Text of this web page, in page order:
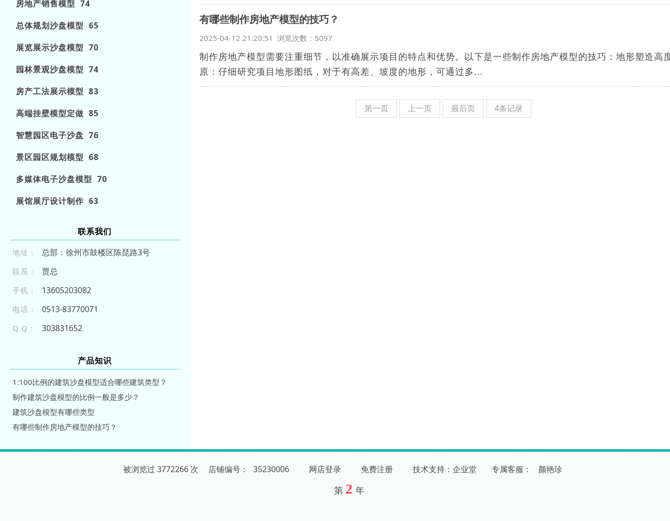
房地产销售模型 74
总体规划沙盘模型 65
展览展示沙盘模型 70
园林景观沙盘模型 74
房产工法展示模型 83
高端挂壁模型定做 85
智慧园区电子沙盘 76
景区园区规划模型 68
多媒体电子沙盘模型 70
展馆展厅设计制作 63
联系我们
地址： 总部：徐州市鼓楼区陈琵路3号
联系： 贾总
手机： 13 60 52 0 3 08 2
电话： 051 3-8 37 700 71
Q Q： 303831652
产品知识
1:100比例的建筑沙盘模型适合哪些建筑类型？
制作建筑沙盘模型的比例一般是多少？
建筑沙盘模型有哪些类型
有哪些制作房地产模型的技巧？
有哪些制作房地产模型的技巧？
2025-04-12 21:20:51 浏览次数：5097
制作房地产模型需要注重细节，以准确展示项目的特点和优势。以下是一些制作房地产模型的技巧：地形塑造高
原：仔细研究项目地形图纸，对于有高差、坡度的地形，可通过多...
第一页 上一页 最后页 4条记录
被浏览过 3772266 次 店铺编号： 35230006 网店登录 免费注册 技术支持：企业堂 专属客服 ： 颜艳珍
第 2 年